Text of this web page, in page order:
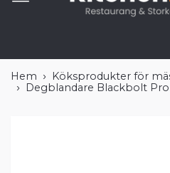
Hem
Köksprodukter för
Degblandare Blackbolt